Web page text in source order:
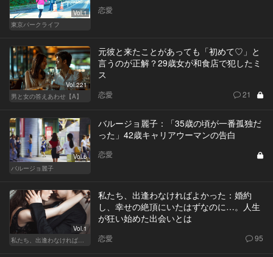
Vol.1
東京パークライフ
恋愛
Vol.221
男と女の答えあわせ【A】
元彼と来たことがあっても「初めて♡」と
言うのが正解？29歳女が和食店で犯したミ
ス
恋愛 21
Vol.6
バルージョ麗子
バルージョ麗子：「35歳の頃が一番孤独だ
った」42歳キャリアウーマンの告白
恋愛
Vol.1
私たち、出逢わなければよかった：婚約
し、幸せの絶頂にいたはずなのに…。人生
が狂い始めた出会いとは
恋愛 95